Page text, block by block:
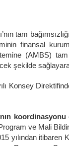
tam
finansal
(AMBS)
şekilde
Konsey
koordinasyonu
ve Mali
yılından